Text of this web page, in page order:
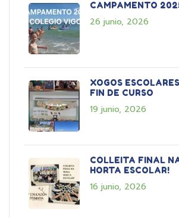
CAMPAMENTO
26 junio, 2026
XOGOS
FIN DE CURSO
19 junio, 2026
COLLEITA FINAL
HORTA ESCOLAR!
16 junio, 2026